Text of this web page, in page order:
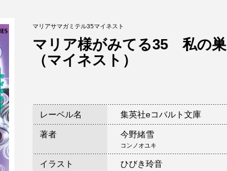
マリアサマガミテル35マイネスト
マリア様がみてる35 私の巣
（マイネスト）
レーベル名 集英社eコバルト文庫
著者 今野緒雪
コンノオユキ
イラスト ひびき玲音